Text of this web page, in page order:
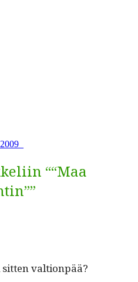
““Maa
valtionpää?